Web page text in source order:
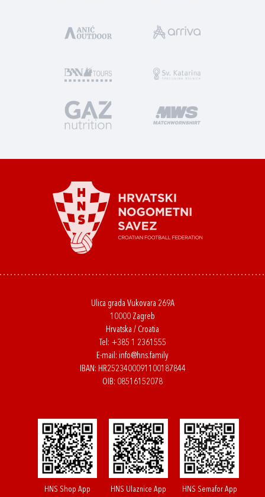
Ulica grada Vukovara 269A
10000 Zagreb
Hrvatska / Croatia
Tel: +385 1 2361555
E-mail: info@hns.family
IBAN: HR2523400091100187844
OIB: 08516152078
HNS Shop App HNS Ulaznice App HNS Semafor App